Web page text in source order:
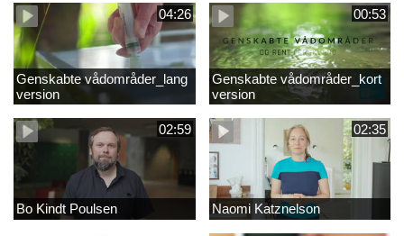
04:26
Genskabte vådområder_lang
version
00:53
Genskabte vådområder_kort
version
02:59
Bo Kindt Poulsen
02:35
Naomi Katznelson